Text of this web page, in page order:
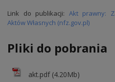
Link do publikacji: Akt prawny:
Aktów Własnych (nfz.gov.pl)
Pliki do pobrania
akt.pdf (4.20Mb)